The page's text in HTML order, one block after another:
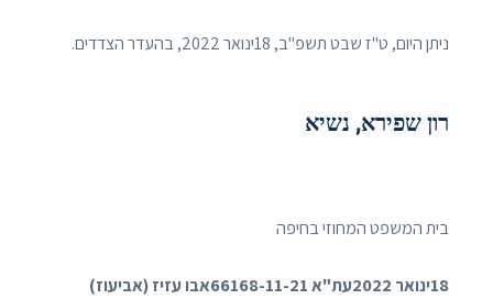
ניתן היום, ט"ז שבט תשפ"ב, 18ינואר 2022, בהעדר הצדדים.
רון שפירא, נשיא
בית המשפט המחוזי בחיפה
18ינואר 2022עת"א 66168-11-21אבו עזיז (אביעוז)